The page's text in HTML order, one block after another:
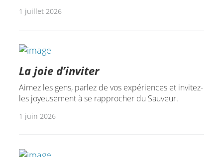
1 juillet 2026
La joie d’inviter
Aimez les gens, parlez de vos expériences et invitez-
les joyeusement à se rapprocher du Sauveur.
1 juin 2026